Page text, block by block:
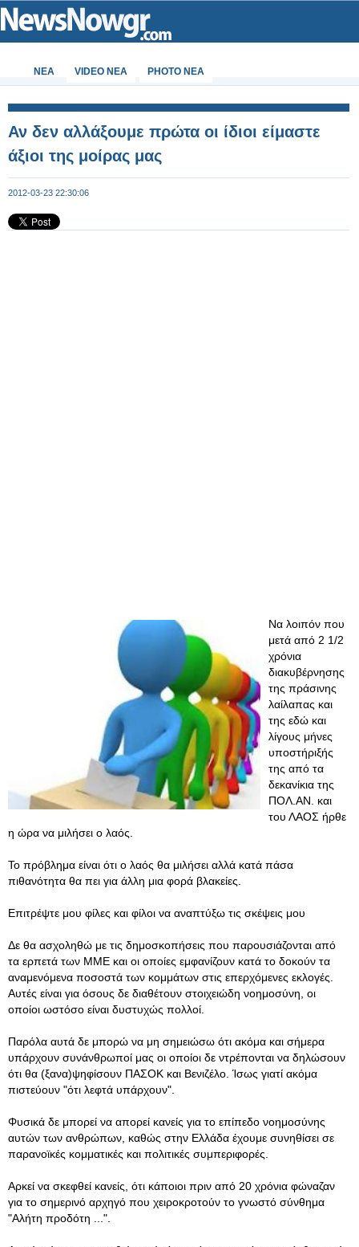
ΝΕΑ VIDEO NEA PHOTO NEA
Αν δεν αλλάξουμε πρώτα οι ίδιοι είμαστε
άξιοι της μοίρας μας
2012-03-23 22:30:06
Να λοιπόν που
μετά από 2 1/2
χρόνια
διακυβέρνησης
της πράσινης
λαίλαπας και
της εδώ και
λίγους μήνες
υποστήριξής
της από τα
δεκανίκια της
ΠΟΛ.ΑΝ. και
του ΛΑΟΣ ήρθε
η ώρα να μιλήσει ο λαός.
Το πρόβλημα είναι ότι ο λαός θα μιλήσει αλλά κατά πάσα
πιθανότητα θα πει για άλλη μια φορά βλακείες.
Επιτρέψτε μου φίλες και φίλοι να αναπτύξω τις σκέψεις μου
Δε θα ασχοληθώ με τις δημοσκοπήσεις που παρουσιάζονται από
τα ερπετά των ΜΜΕ και οι οποίες εμφανίζουν κατά το δοκούν τα
αναμενόμενα ποσοστά των κομμάτων στις επερχόμενες εκλογές.
Αυτές είναι για όσους δε διαθέτουν στοιχειώδη νοημοσύνη, οι
οποίοι ωστόσο είναι δυστυχώς πολλοί.
Παρόλα αυτά δε μπορώ να μη σημειώσω ότι ακόμα και σήμερα
υπάρχουν συνάνθρωποί μας οι οποίοι δε ντρέπονται να δηλώσουν
ότι θα (ξανα)ψηφίσουν ΠΑΣΟΚ και Βενιζέλο. Ίσως γιατί ακόμα
πιστεύουν "ότι λεφτά υπάρχουν".
Φυσικά δε μπορεί να απορεί κανείς για το επίπεδο νοημοσύνης
αυτών των ανθρώπων, καθώς στην Ελλάδα έχουμε συνηθίσει σε
παρανοϊκές κομματικές και πολιτικές συμπεριφορές.
Αρκεί να σκεφθεί κανείς, ότι κάποιοι πριν από 20 χρόνια φώναζαν
για το σημερινό αρχηγό που χειροκροτούν το γνωστό σύνθημα
"Αλήτη προδότη ...".